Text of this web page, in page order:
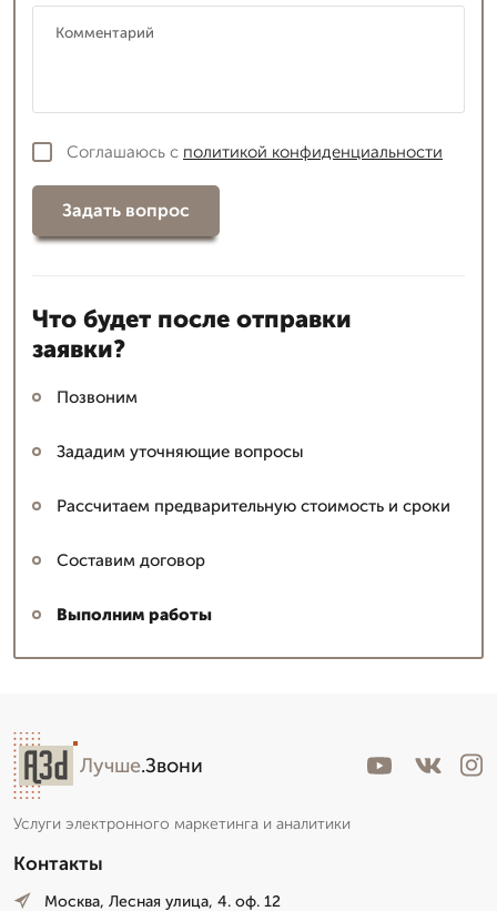
Соглашаюсь с политикой конфиденциальности
Задать вопрос
Что будет после отправки
заявки?
Позвоним
Зададим уточняющие вопросы
Рассчитаем предварительную стоимость и сроки
Составим договор
Выполним работы
Лучше.Звони
Услуги электронного маркетинга и аналитики
Контакты
Москва, Лесная улица, 4. оф. 12